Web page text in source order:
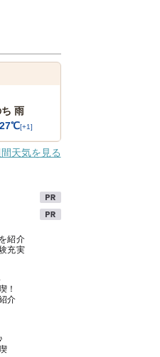
雨
27℃[+1]
天気を見る
紹介
充実
！
介